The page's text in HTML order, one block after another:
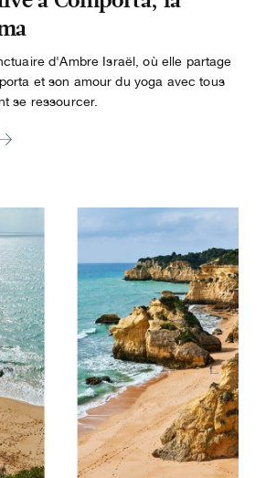
d'Ambre Israël, où elle partage
et son amour du yoga avec tous
se ressourcer.